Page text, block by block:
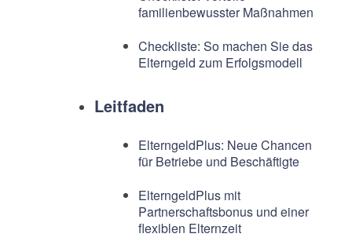
familienbewusster Maßnahmen
Checkliste: So machen Sie das
Elterngeld zum Erfolgsmodell
Leitfaden
ElterngeldPlus: Neue Chancen
für Betriebe und Beschäftigte
ElterngeldPlus mit
Partnerschaftsbonus und einer
flexiblen Elternzeit